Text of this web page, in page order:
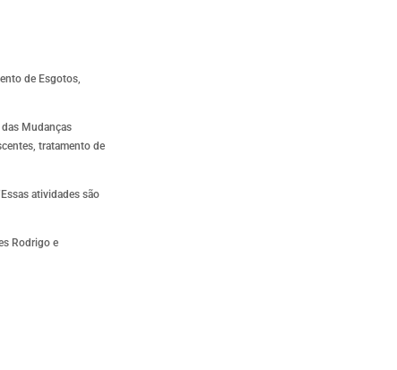
de Esgotos,
Mudanças
tratamento de
atividades são
Rodrigo e